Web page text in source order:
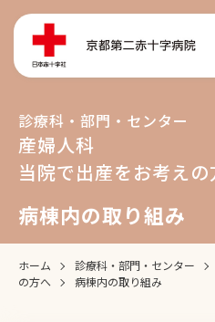
診療科・部門・センター
産婦人科
当院で出産をお考えの
病棟内の取り組み
ホーム 診療科・部門・センター
の方へ
病棟内の取り組み